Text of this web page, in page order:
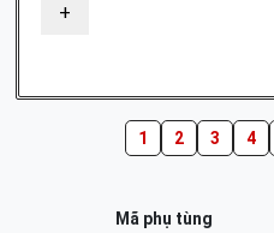
+
1 2 3 4
Mã phụ tùng